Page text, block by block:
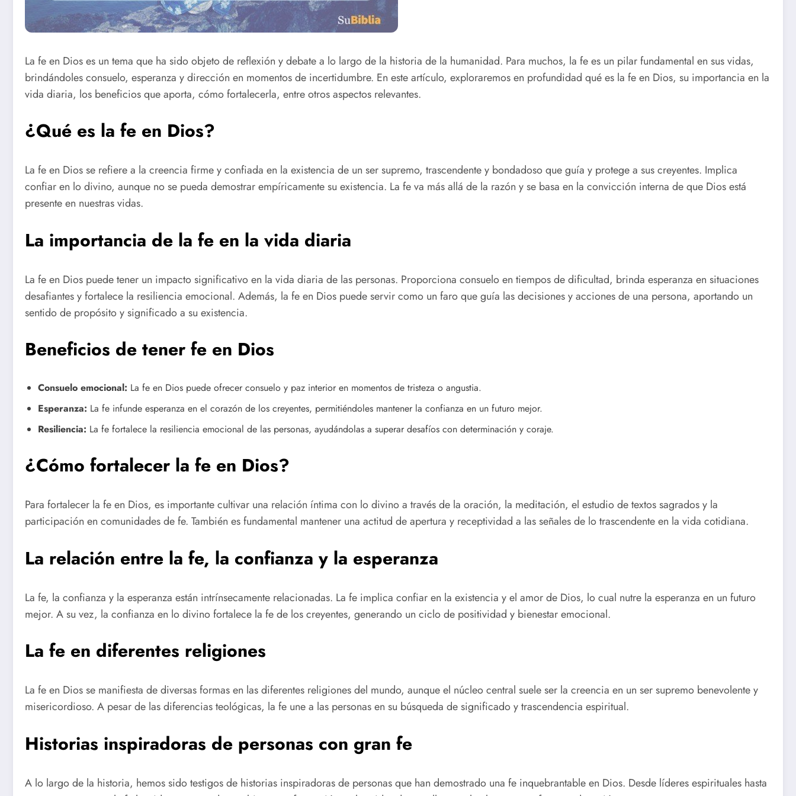
La fe en Dios es un tema que ha sido objeto de reflexión y debate a lo largo de la historia de la humanidad. Para muchos, la fe es un pilar fundamental en sus vidas,
brindándoles consuelo, esperanza y dirección en momentos de incertidumbre. En este artículo, exploraremos en profundidad qué es la fe en Dios, su importancia en la
vida diaria, los beneficios que aporta, cómo fortalecerla, entre otros aspectos relevantes.
¿Qué es la fe en Dios?
La fe en Dios se refiere a la creencia firme y confiada en la existencia de un ser supremo, trascendente y bondadoso que guía y protege a sus creyentes. Implica
confiar en lo divino, aunque no se pueda demostrar empíricamente su existencia. La fe va más allá de la razón y se basa en la convicción interna de que Dios está
presente en nuestras vidas.
La importancia de la fe en la vida diaria
La fe en Dios puede tener un impacto significativo en la vida diaria de las personas. Proporciona consuelo en tiempos de dificultad, brinda esperanza en situaciones
desafiantes y fortalece la resiliencia emocional. Además, la fe en Dios puede servir como un faro que guía las decisiones y acciones de una persona, aportando un
sentido de propósito y significado a su existencia.
Beneficios de tener fe en Dios
Consuelo emocional: La fe en Dios puede ofrecer consuelo y paz interior en momentos de tristeza o angustia.
Esperanza: La fe infunde esperanza en el corazón de los creyentes, permitiéndoles mantener la confianza en un futuro mejor.
Resiliencia: La fe fortalece la resiliencia emocional de las personas, ayudándolas a superar desafíos con determinación y coraje.
¿Cómo fortalecer la fe en Dios?
Para fortalecer la fe en Dios, es importante cultivar una relación íntima con lo divino a través de la oración, la meditación, el estudio de textos sagrados y la
participación en comunidades de fe. También es fundamental mantener una actitud de apertura y receptividad a las señales de lo trascendente en la vida cotidiana.
La relación entre la fe, la confianza y la esperanza
La fe, la confianza y la esperanza están intrínsecamente relacionadas. La fe implica confiar en la existencia y el amor de Dios, lo cual nutre la esperanza en un futuro
mejor. A su vez, la confianza en lo divino fortalece la fe de los creyentes, generando un ciclo de positividad y bienestar emocional.
La fe en diferentes religiones
La fe en Dios se manifiesta de diversas formas en las diferentes religiones del mundo, aunque el núcleo central suele ser la creencia en un ser supremo benevolente y
misericordioso. A pesar de las diferencias teológicas, la fe une a las personas en su búsqueda de significado y trascendencia espiritual.
Historias inspiradoras de personas con gran fe
A lo largo de la historia, hemos sido testigos de historias inspiradoras de personas que han demostrado una fe inquebrantable en Dios. Desde líderes espirituales hasta